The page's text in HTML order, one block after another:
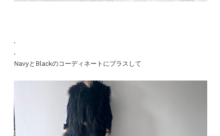
.
.
NavyとBlackのコーディネートにプラスして